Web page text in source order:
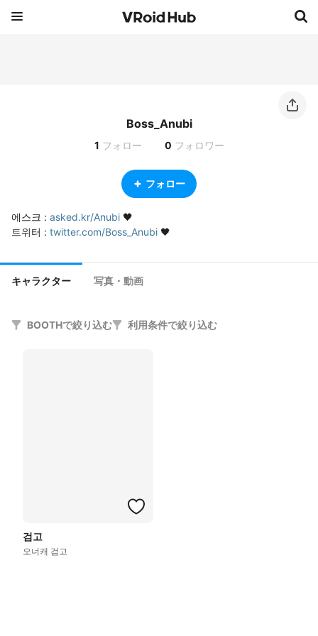
Boss_Anubi
1 フォロー 0 フォロワー
フォロー
에스크 : asked.kr/Anubi 🖤
트위터 : twitter.com/Boss_Anubi 🖤
キャラクター 写真・動画
BOOTHで絞り込む 利用条件で絞り込む
검고
오너캐 검고